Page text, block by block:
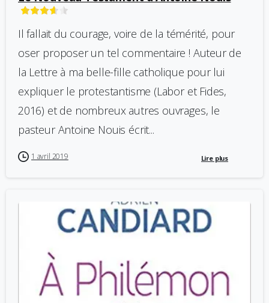
Il fallait du courage, voire de la témérité, pour
oser proposer un tel commentaire ! Auteur de
la Lettre à ma belle-fille catholique pour lui
expliquer le protestantisme (Labor et Fides,
2016) et de nombreux autres ouvrages, le
pasteur Antoine Nouis écrit...
1 avril 2019 Lire plus